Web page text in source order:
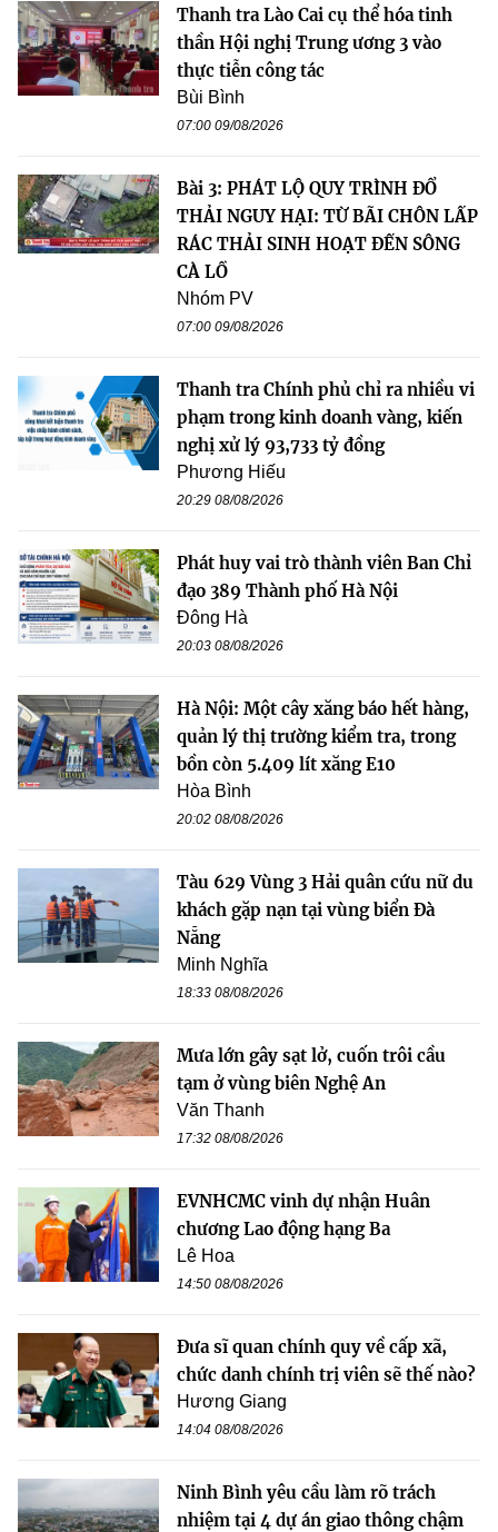
Thanh tra Lào Cai cụ thể hóa tinh
thần Hội nghị Trung ương 3 vào
thực tiễn công tác
Bùi Bình
07:00 09/08/2026
Bài 3: PHÁT LỘ QUY TRÌNH ĐỔ
THẢI NGUY HẠI: TỪ BÃI CHÔN LẤP
RÁC THẢI SINH HOẠT ĐẾN SÔNG
CÀ LỒ
Nhóm PV
07:00 09/08/2026
Thanh tra Chính phủ chỉ ra nhiều vi
phạm trong kinh doanh vàng, kiến
nghị xử lý 93,733 tỷ đồng
Phương Hiếu
20:29 08/08/2026
Phát huy vai trò thành viên Ban Chỉ
đạo 389 Thành phố Hà Nội
Đông Hà
20:03 08/08/2026
Hà Nội: Một cây xăng báo hết hàng,
quản lý thị trường kiểm tra, trong
bồn còn 5.409 lít xăng E10
Hòa Bình
20:02 08/08/2026
Tàu 629 Vùng 3 Hải quân cứu nữ du
khách gặp nạn tại vùng biển Đà
Nẵng
Minh Nghĩa
18:33 08/08/2026
Mưa lớn gây sạt lở, cuốn trôi cầu
tạm ở vùng biên Nghệ An
Văn Thanh
17:32 08/08/2026
EVNHCMC vinh dự nhận Huân
chương Lao động hạng Ba
Lê Hoa
14:50 08/08/2026
Đưa sĩ quan chính quy về cấp xã,
chức danh chính trị viên sẽ thế nào?
Hương Giang
14:04 08/08/2026
Ninh Bình yêu cầu làm rõ trách
nhiệm tại 4 dự án giao thông chậm